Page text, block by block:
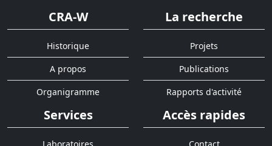
CRA-W
Historique
A propos
Organigramme
La recherche
Projets
Publications
Rapports d'activité
Services Accès rapides